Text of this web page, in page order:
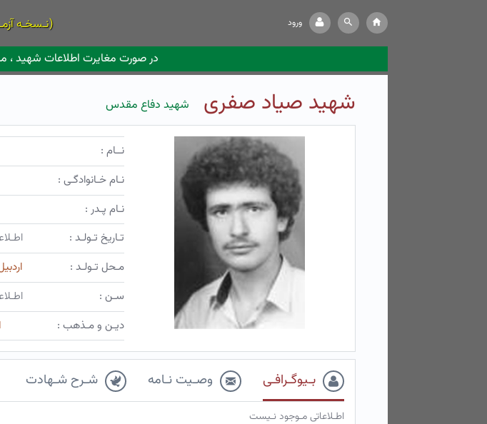
ورود (نـسخـه
در صورت مغایرت اطلاعات شهید ،
شهید صیاد صفری شهید دفاع مقدس
نــام :
نـام خـانوادگـی :
نـام پـدر :
تـاریخ تـولـد :
مـحل تـولـد :
سـن :
دیـن و مـذهب :
بـیوگـرافـی وصـیت نـامه شـرح شـهادت
اطـلاعاتی مـوجود نـیست